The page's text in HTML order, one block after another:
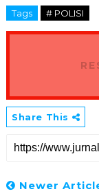
Tags # POLISI
Share This
Newer